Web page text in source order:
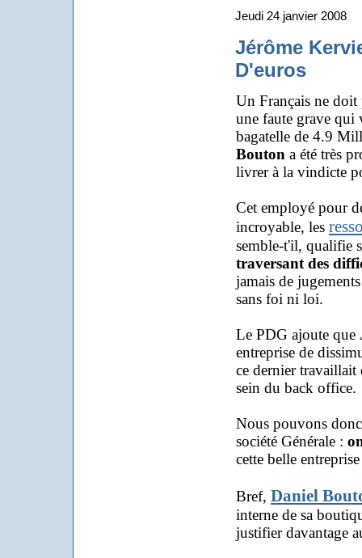
Jeudi 24 janvier 2008
Jérôme
D'euros
Un Français ne doit
une faute grave
bagatelle de 4.9
Bouton a été très
livrer à la vindicte
Cet employé pour
incroyable, les
semble-t'il, qualifie
traversant des
jamais de
sans foi ni loi.
Le PDG ajoute que
entreprise de
ce dernier travaillait
sein du back office.
Nous pouvons
société Générale :
cette belle
Bref, Daniel
interne de sa
justifier davantage